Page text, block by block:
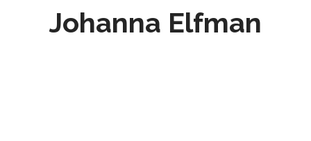
Johanna Elfman